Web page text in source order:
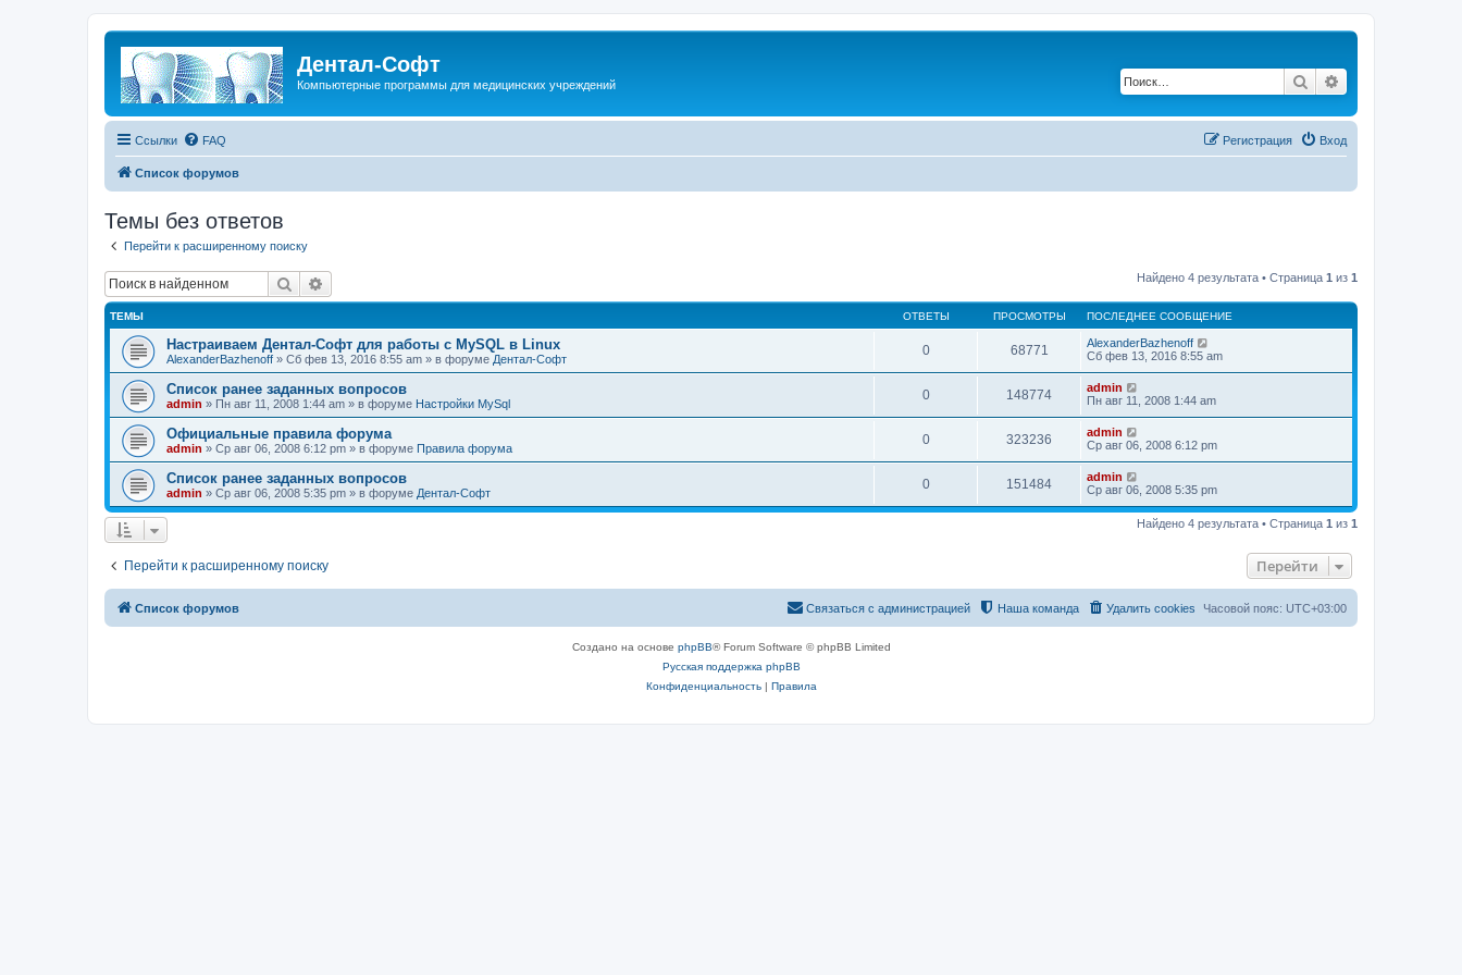
Дентал-Софт
Компьютерные программы для медицинских учреждений Поиск
Ссылки FAQ Вход
Регистрация
Список форумов
Темы без ответов
Перейти к расширенному поиску
Поиск Найдено 4 результата • Страница 1 из 1
ТЕМЫ ОТВЕТЫ ПРОСМОТРЫ ПОСЛЕДНЕЕ СООБЩЕНИЕ
Настраиваем Дентал-Софт для работы с MySQL в Linux
AlexanderBazhenoff » Сб фев 13, 2016 8:55 am » в форуме Дентал-Софт
0 68771
AlexanderBazhenoff
Сб фев 13, 2016 8:55 am
Список ранее заданных вопросов
admin » Пн авг 11, 2008 1:44 am » в форуме Настройки MySql
0 148774
admin
Пн авг 11, 2008 1:44 am
Официальные правила форума
admin » Ср авг 06, 2008 6:12 pm » в форуме Правила форума
0 323236
admin
Ср авг 06, 2008 6:12 pm
Список ранее заданных вопросов
admin » Ср авг 06, 2008 5:35 pm » в форуме Дентал-Софт
0 151484
admin
Ср авг 06, 2008 5:35 pm
Найдено 4 результата • Страница 1 из 1
Перейти к расширенному поиску Перейти
Список форумов Часовой пояс: UTC+03:00
Удалить cookies
Наша команда
Связаться с администрацией
Создано на основе phpBB® Forum Software © phpBB Limited
Русская поддержка phpBB
Конфиденциальность| Правила